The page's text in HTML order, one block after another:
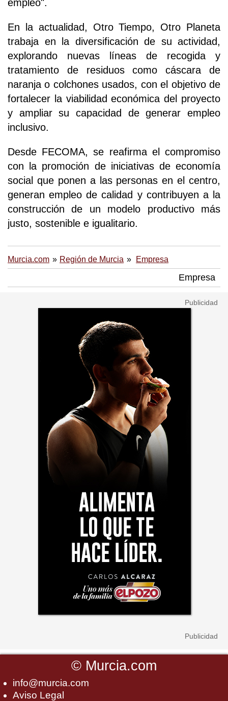
empleo".
En la actualidad, Otro Tiempo, Otro Planeta
trabaja en la diversificación de su actividad,
explorando nuevas líneas de recogida y
tratamiento de residuos como cáscara de
naranja o colchones usados, con el objetivo de
fortalecer la viabilidad económica del proyecto
y ampliar su capacidad de generar empleo
inclusivo.
Desde FECOMA, se reafirma el compromiso
con la promoción de iniciativas de economía
social que ponen a las personas en el centro,
generan empleo de calidad y contribuyen a la
construcción de un modelo productivo más
justo, sostenible e igualitario.
Murcia.com Región de Murcia Empresa
Empresa
© Murcia.com
info@murcia.com
Aviso Legal